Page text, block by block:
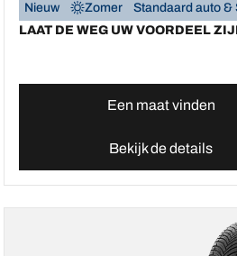
Nieuw Zomer
Standaard auto &
LAAT DE WEG UW VOORDEEL
Een maat vinden
Bekijk de details